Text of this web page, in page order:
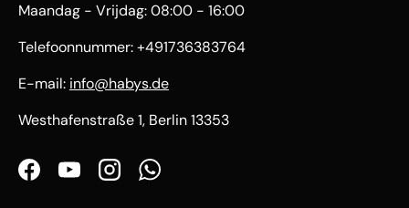
Maandag - Vrijdag: 08:00 - 16:00
Telefoonnummer: +491736383764
E-mail: info@habys.de
Westhafenstraße 1, Berlin 13353
FacebookYouTubeInstagramWhatsApp